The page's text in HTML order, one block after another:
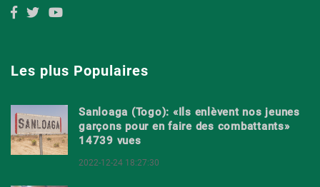
Les plus Populaires
Sanloaga (Togo): «Ils enlèvent nos jeunes
garçons pour en faire des combattants»
14739 vues
2022-12-24 18:27:30